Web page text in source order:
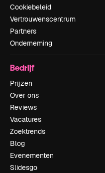
Cookiebeleid
Vertrouwenscentrum
Partners
Onderneming
Bedrijf
Prijzen
Over ons
Reviews
Vacatures
Zoektrends
Blog
Evenementen
Slidesgo